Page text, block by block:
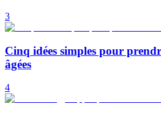
3
Cinq idées simples pour
âgées
4